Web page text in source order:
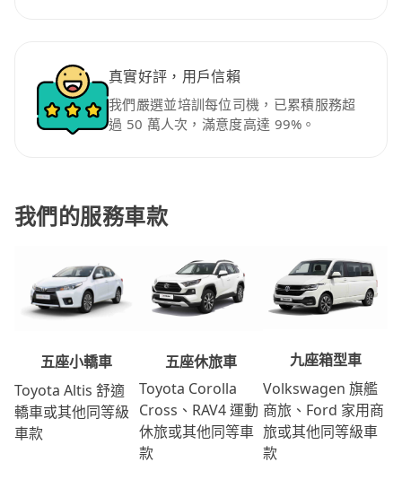
真實好評，用戶信賴
我們嚴選並培訓每位司機，已累積服務超
過 50 萬人次，滿意度高達 99%。
我們的服務車款
五座小轎車
Toyota Altis 舒適
轎車或其他同等級
車款
五座休旅車
Toyota Corolla
Cross、RAV4 運動
休旅或其他同等車
款
九座箱型車
Volkswagen 旗艦
商旅、Ford 家用商
旅或其他同等級車
款